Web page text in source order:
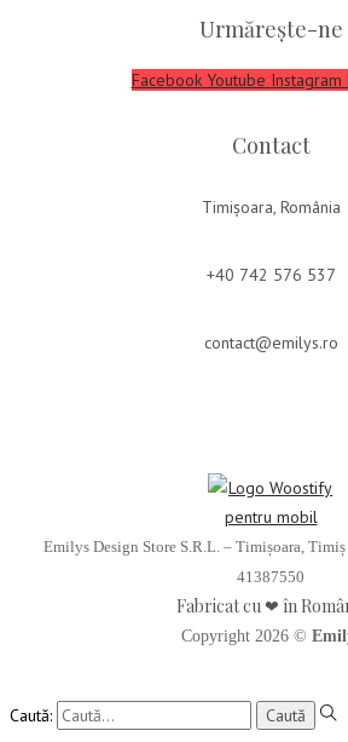
Urmărește-ne
Facebook Youtube Instagram
Contact
Timișoara, România
+40 742 576 537
contact@emilys.ro
Emilys Design Store S.R.L. – Timișoara,
41387550
Fabricat cu ❤ în
Copyright 2026 ©
Caută: